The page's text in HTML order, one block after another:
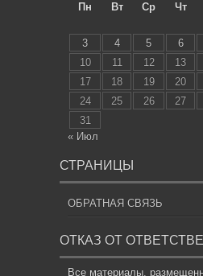
Пн
Вт Ср Чт
3
4 5 6
10
11 12 13
17
18 19 20
24
25 26 27
31
« Июл
СТРАНИЦЫ
ОБРАТНАЯ СВЯЗЬ
ОТКАЗ ОТ
Все материалы,